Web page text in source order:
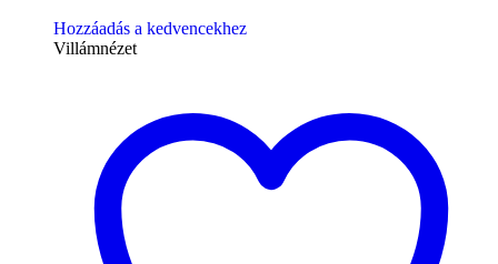
Hozzáadás a kedvencekhez
Villámnézet